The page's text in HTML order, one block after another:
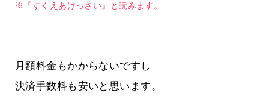
※『すくえあけっさい』と読みます。
月額料金もかからないですし
決済手数料も安いと思います。